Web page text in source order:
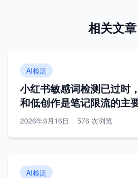
相关文章
AI检测
小红书敏感词检测已过时
和低创作是笔记限流的主
2026年6月16日 576 次浏览
AI检测